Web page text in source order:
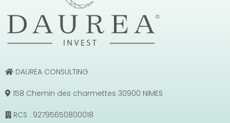
DAUREA CONSULTING
158 Chemin des charmettes 30900 NIMES
RCS : 92795650800018